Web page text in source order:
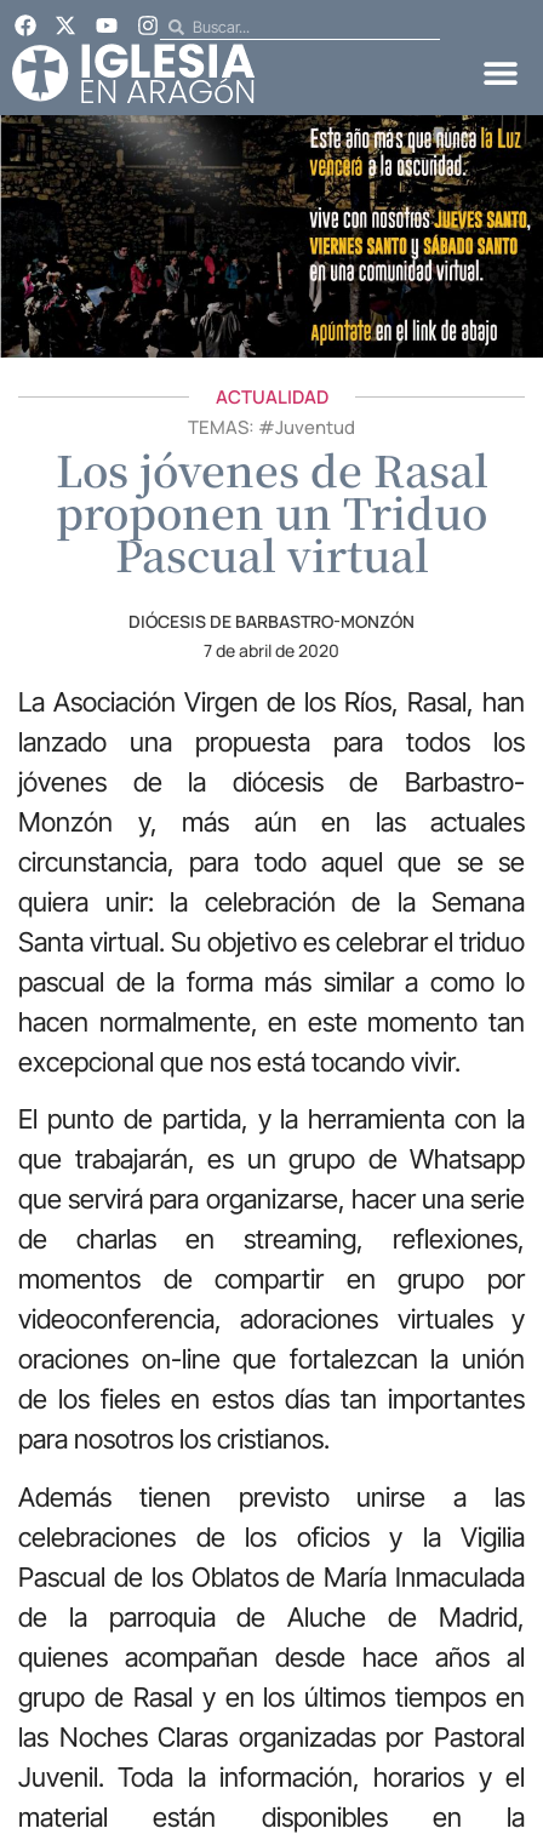
ACTUALIDAD
TEMAS: #Juventud
Los jóvenes de Rasal
proponen un Triduo
Pascual virtual
DIÓCESIS DE BARBASTRO-MONZÓN
7 de abril de 2020
La Asociación Virgen de los Ríos, Rasal, han
lanzado una propuesta para todos los
jóvenes de la diócesis de Barbastro-
Monzón y, más aún en las actuales
circunstancia, para todo aquel que se se
quiera unir: la celebración de la Semana
Santa virtual. Su objetivo es celebrar el triduo
pascual de la forma más similar a como lo
hacen normalmente, en este momento tan
excepcional que nos está tocando vivir.
El punto de partida, y la herramienta con la
que trabajarán, es un grupo de Whatsapp
que servirá para organizarse, hacer una serie
de charlas en streaming, reflexiones,
momentos de compartir en grupo por
videoconferencia, adoraciones virtuales y
oraciones on-line que fortalezcan la unión
de los fieles en estos días tan importantes
para nosotros los cristianos.
Además tienen previsto unirse a las
celebraciones de los oficios y la Vigilia
Pascual de los Oblatos de María Inmaculada
de la parroquia de Aluche de Madrid,
quienes acompañan desde hace años al
grupo de Rasal y en los últimos tiempos en
las Noches Claras organizadas por Pastoral
Juvenil. Toda la información, horarios y el
material están disponibles en la